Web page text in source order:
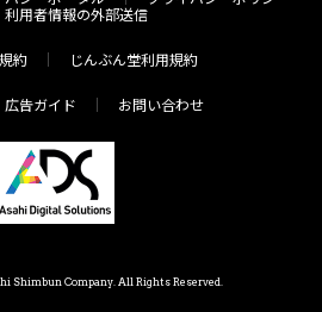
利用者情報の外部送信
約 じんぶん堂利用規約
広告ガイド お問い合わせ
Shimbun Company. All Rights Reserved.